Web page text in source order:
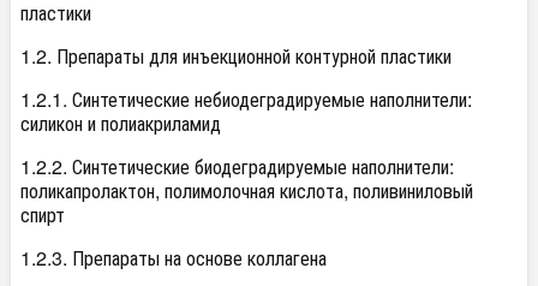
пластики
1.2. Препараты для инъекционной контурной пластики
1.2.1. Синтетические небиодеградируемые наполнители:
силикон и полиакриламид
1.2.2. Синтетические биодеградируемые наполнители:
поликапролактон, полимолочная кислота, поливиниловый
спирт
1.2.3. Препараты на основе коллагена